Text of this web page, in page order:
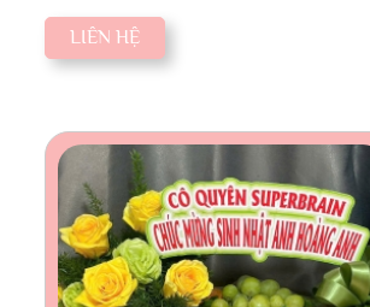
YÊN
LIÊN HỆ